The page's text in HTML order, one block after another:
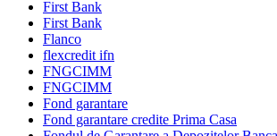
First Bank
First Bank
Flanco
flexcredit ifn
FNGCIMM
FNGCIMM
Fond garantare
Fond garantare credite Prima Casa